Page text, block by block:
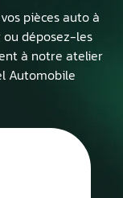
pièces auto à
déposez-les
à notre atelier
Automobile